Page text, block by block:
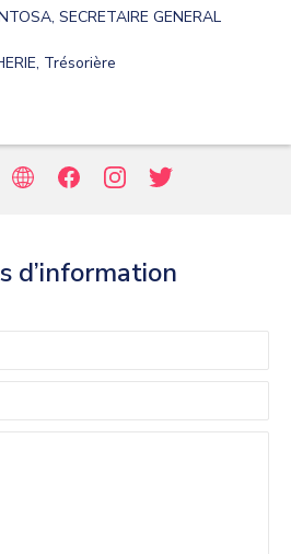
SECRETAIRE GENERAL
Trésorière
d’information